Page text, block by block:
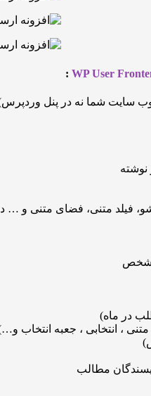
:
سایت شما نه در پنل وردپرس)
نوشته
فیلد متنی، فضای متنی و …
مشخص
، انتخابی ، جعبه انتخاب
مطالب